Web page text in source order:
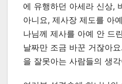
에 유행하던 아세라 신상,
아니요, 제사장 제도를 아
나님께 제사를 아예 안 드
날짜만 조금 바꾼 거잖아
을 잘못아는 사람들의 생